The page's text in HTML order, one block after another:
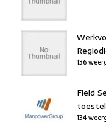
136
Field
134